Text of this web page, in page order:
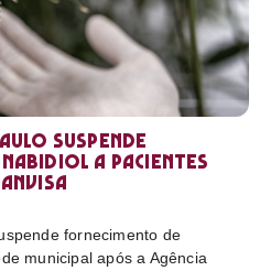
suspende
a pacientes
fornecimento de
municipal após a Agência